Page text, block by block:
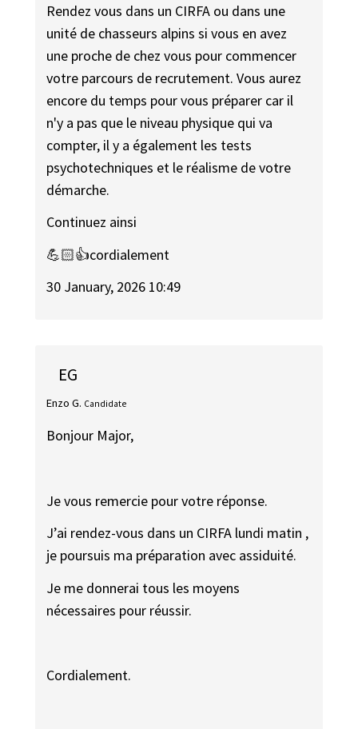
Rendez vous dans un CIRFA ou dans une
unité de chasseurs alpins si vous en avez
une proche de chez vous pour commencer
votre parcours de recrutement. Vous aurez
encore du temps pour vous préparer car il
n'y a pas que le niveau physique qui va
compter, il y a également les tests
psychotechniques et le réalisme de votre
démarche.
Continuez ainsi
💪🏻👍cordialement
30 January, 2026 10:49
EG
Enzo G. Candidate
Bonjour Major,
Je vous remercie pour votre réponse.
J’ai rendez-vous dans un CIRFA lundi matin ,
je poursuis ma préparation avec assiduité.
Je me donnerai tous les moyens
nécessaires pour réussir.
Cordialement.